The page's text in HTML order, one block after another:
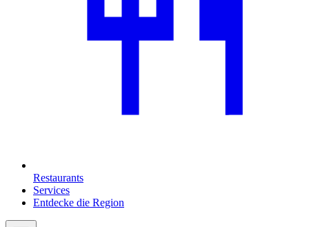
Restaurants
Services
Entdecke die Region